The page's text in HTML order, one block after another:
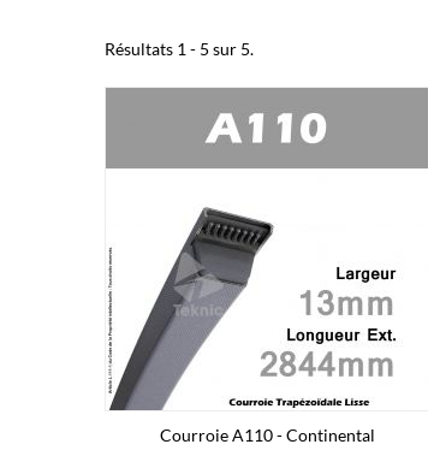
Résultats 1 - 5 sur 5.
Courroie A110 - Continental